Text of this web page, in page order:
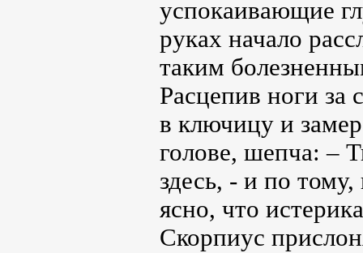
успокаивающие
руках начало
таким
Расцепив ноги за
в ключицу и
голове, шепча: –
здесь, - и по
ясно, что
Скорпиус